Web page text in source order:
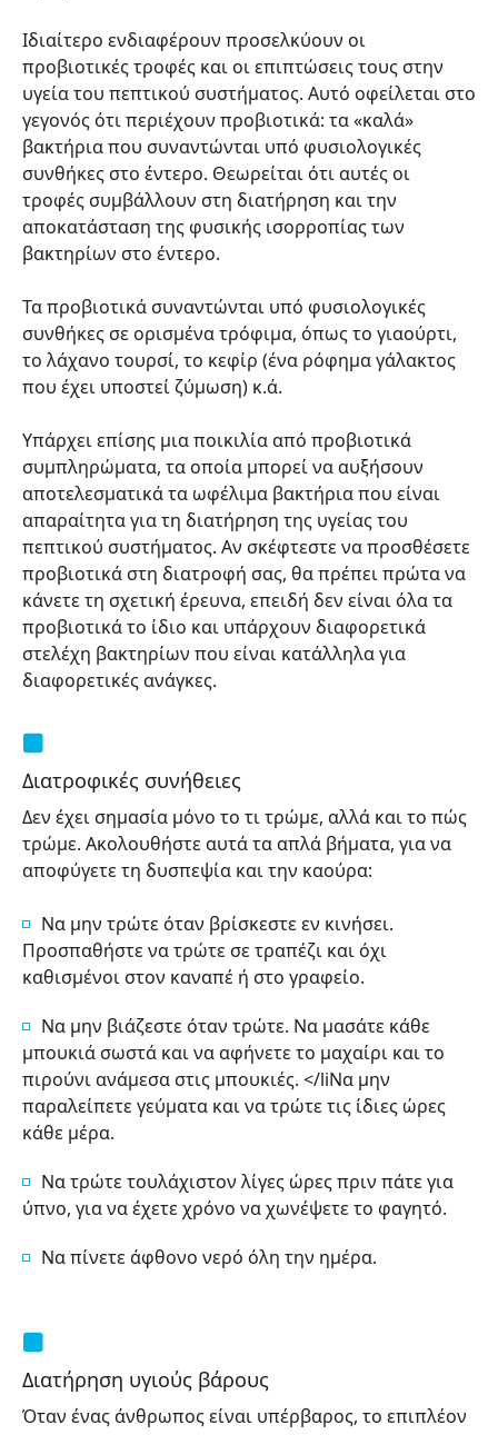
Ιδιαίτερο ενδιαφέρουν προσελκύουν οι
προβιοτικές τροφές και οι επιπτώσεις τους στην
υγεία του πεπτικού συστήματος. Αυτό οφείλεται στο
γεγονός ότι περιέχουν προβιοτικά: τα «καλά»
βακτήρια που συναντώνται υπό φυσιολογικές
συνθήκες στο έντερο. Θεωρείται ότι αυτές οι
τροφές συμβάλλουν στη διατήρηση και την
αποκατάσταση της φυσικής ισορροπίας των
βακτηρίων στο έντερο.
Τα προβιοτικά συναντώνται υπό φυσιολογικές
συνθήκες σε ορισμένα τρόφιμα, όπως το γιαούρτι,
το λάχανο τουρσί, το κεφίρ (ένα ρόφημα γάλακτος
που έχει υποστεί ζύμωση) κ.ά.
Υπάρχει επίσης μια ποικιλία από προβιοτικά
συμπληρώματα, τα οποία μπορεί να αυξήσουν
αποτελεσματικά τα ωφέλιμα βακτήρια που είναι
απαραίτητα για τη διατήρηση της υγείας του
πεπτικού συστήματος. Αν σκέφτεστε να προσθέσετε
προβιοτικά στη διατροφή σας, θα πρέπει πρώτα να
κάνετε τη σχετική έρευνα, επειδή δεν είναι όλα τα
προβιοτικά το ίδιο και υπάρχουν διαφορετικά
στελέχη βακτηρίων που είναι κατάλληλα για
διαφορετικές ανάγκες.
Διατροφικές συνήθειες
Δεν έχει σημασία μόνο το τι τρώμε, αλλά και το πώς
τρώμε. Ακολουθήστε αυτά τα απλά βήματα, για να
αποφύγετε τη δυσπεψία και την καούρα:
Να μην τρώτε όταν βρίσκεστε εν κινήσει.
Προσπαθήστε να τρώτε σε τραπέζι και όχι
καθισμένοι στον καναπέ ή στο γραφείο.
Να μην βιάζεστε όταν τρώτε. Να μασάτε κάθε
μπουκιά σωστά και να αφήνετε το μαχαίρι και το
πιρούνι ανάμεσα στις μπουκιές. </liΝα μην
παραλείπετε γεύματα και να τρώτε τις ίδιες ώρες
κάθε μέρα.
Να τρώτε τουλάχιστον λίγες ώρες πριν πάτε για
ύπνο, για να έχετε χρόνο να χωνέψετε το φαγητό.
Να πίνετε άφθονο νερό όλη την ημέρα.
Διατήρηση υγιούς βάρους
Όταν ένας άνθρωπος είναι υπέρβαρος, το επιπλέον